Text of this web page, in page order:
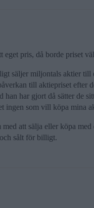
eget pris, då borde priset
säljer miljontals aktier till
till aktiepriset efter
han har gjort då sätter de
ingen som vill köpa mina
att sälja eller köpa
sålt för billigt.